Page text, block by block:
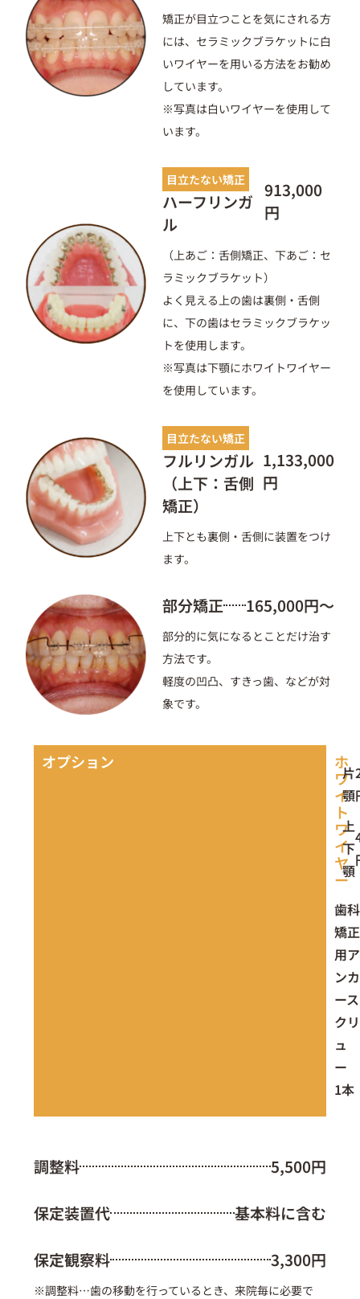
矯正が目立つことを気にされる方
には、セラミックブラケットに白
いワイヤーを用いる方法をお勧め
しています。
※写真は白いワイヤーを使用して
います。
目立たない矯正
ハーフリンガ
ル
913,000
円
（上あご：舌側矯正、下あご：セ
ラミックブラケット）
よく見える上の歯は裏側・舌側
に、下の歯はセラミックブラケッ
トを使用します。
※写真は下顎にホワイトワイヤー
を使用しています。
目立たない矯正
フルリンガル
（上下：舌側
矯正）
1,133,000
円
上下とも裏側・舌側に装置をつけ
ます。
部分矯正 165,000円〜
部分的に気になるとことだけ治す
方法です。
軽度の凹凸、すきっ歯、などが対
象です。
オプション
ホ
ワ
イ
ト
ワ
イ
ヤ
ー
片
顎
上
下
顎
歯科
矯正
用ア
ンカ
ース
クリ
ュ
ー
1本
調整料 5,500円
保定装置代 基本料に含む
保定観察料 3,300円
※調整料…歯の移動を行っているとき、来院毎に必要で